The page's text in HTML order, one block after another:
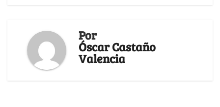
Por
Óscar Castaño
Valencia